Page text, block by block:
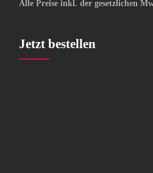
Alle Preise inkl. der gesetzlichen
Jetzt bestellen